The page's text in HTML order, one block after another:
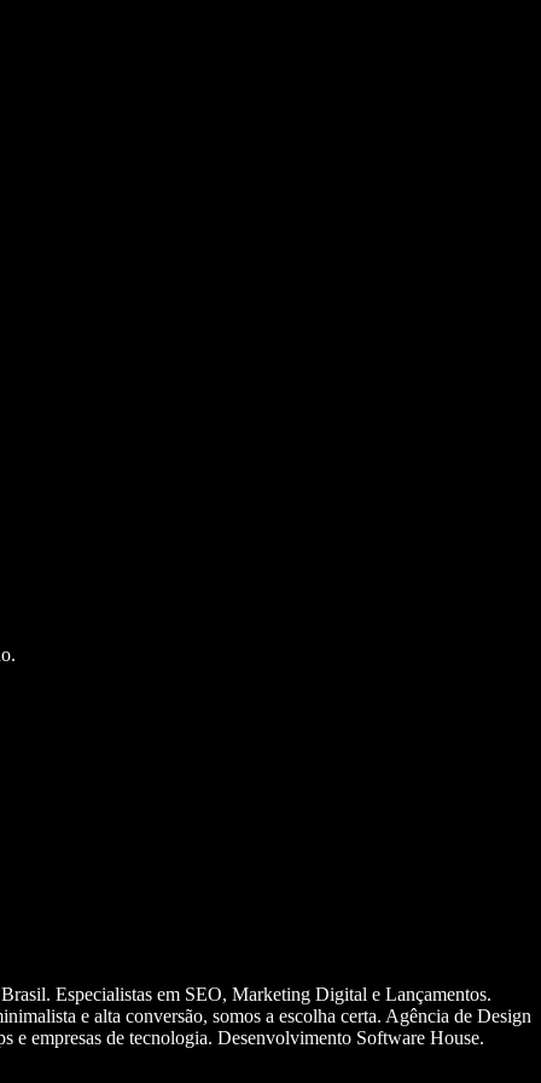
Especialistas em SEO, Marketing Digital e Lançamentos.
e alta conversão, somos a escolha certa. Agência de Design
e empresas de tecnologia. Desenvolvimento Software House.